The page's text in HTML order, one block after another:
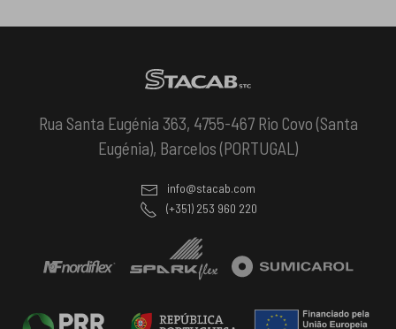
Rua Santa Eugénia 363, 4755-467 Rio Covo (Santa
Eugénia), Barcelos (PORTUGAL)
info@stacab.com
(+351) 253 960 220